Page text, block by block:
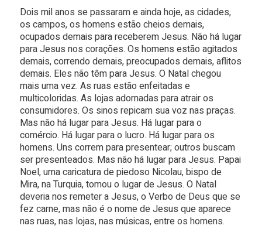
Dois mil anos se passaram e ainda hoje, as cidades,
os campos, os homens estão cheios demais,
ocupados demais para receberem Jesus. Não há lugar
para Jesus nos corações. Os homens estão agitados
demais, correndo demais, preocupados demais, aflitos
demais. Eles não têm para Jesus. O Natal chegou
mais uma vez. As ruas estão enfeitadas e
multicoloridas. As lojas adornadas para atrair os
consumidores. Os sinos repicam sua voz nas praças.
Mas não há lugar para Jesus. Há lugar para o
comércio. Há lugar para o lucro. Há lugar para os
homens. Uns correm para presentear; outros buscam
ser presenteados. Mas não há lugar para Jesus. Papai
Noel, uma caricatura de piedoso Nicolau, bispo de
Mira, na Turquia, tomou o lugar de Jesus. O Natal
deveria nos remeter a Jesus, o Verbo de Deus que se
fez carne, mas não é o nome de Jesus que aparece
nas ruas, nas lojas, nas músicas, entre os homens.